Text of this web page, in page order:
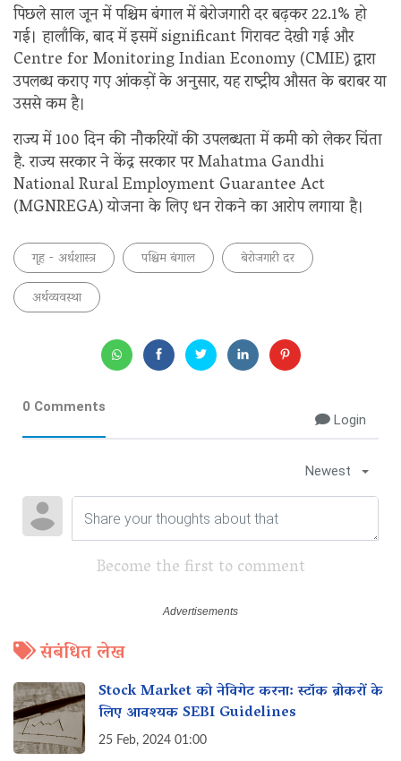
पिछले साल जून में पश्चिम बंगाल में बेरोजगारी दर बढ़कर 22.1% हो
गई। हालाँकि, बाद में इसमें significant गिरावट देखी गई और
Centre for Monitoring Indian Economy (CMIE) द्वारा
उपलब्ध कराए गए आंकड़ों के अनुसार, यह राष्ट्रीय औसत के बराबर या
उससे कम है।
राज्य में 100 दिन की नौकरियों की उपलब्धता में कमी को लेकर चिंता
है. राज्य सरकार ने केंद्र सरकार पर Mahatma Gandhi
National Rural Employment Guarantee Act
(MGNREGA) योजना के लिए धन रोकने का आरोप लगाया है।
गृह - अर्थशास्त्र पश्चिम बंगाल
बेरोजगारी दर
अर्थव्यवस्था
0 Comments
Login
Newest
Become the first to comment
संबंधित लेख
Stock Market को नेविगेट करना: स्टॉक ब्रोकरों के
लिए आवश्यक SEBI Guidelines
25 Feb, 2024 01:00